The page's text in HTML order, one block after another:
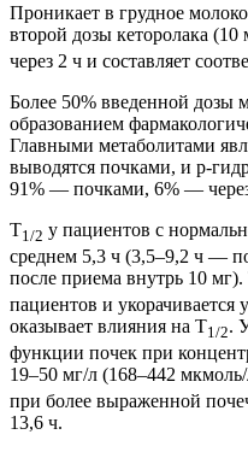
Проникает в грудное
второй дозы кеторолака (10
через 2 ч и составляет
Более 50% введенной дозы
образованием
Главными метаболитами
выводятся почками, и р-
91% — почками, 6% —
T1/2 у пациентов с
среднем 5,3 ч (3,5–9,2 ч —
после приема внутрь 10 мг).
пациентов и
оказывает влияния на T1/2.
функции почек при
19–50 мг/л (168–442
при более выраженной
13,6 ч.